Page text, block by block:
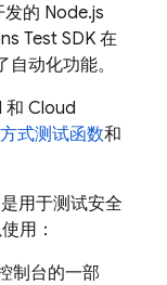
的 Node.js
Test SDK 在
动化功能。
和 Cloud
式测试函数和
用于测试安全
用：
制台的一部